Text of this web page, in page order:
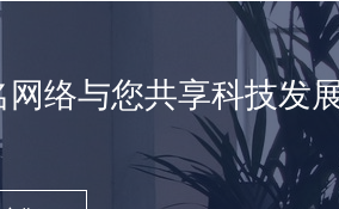
络与您共享科技发